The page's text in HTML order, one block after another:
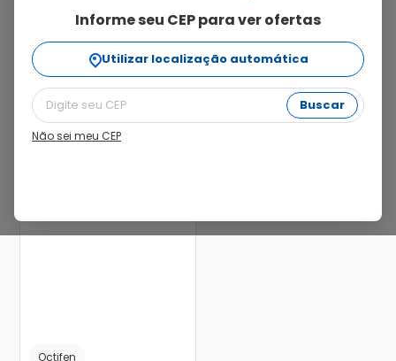
Informe seu CEP para ver ofertas
Utilizar localização automática
Buscar
Não sei meu CEP
Ordenar Por
relevância
23%
Octifen